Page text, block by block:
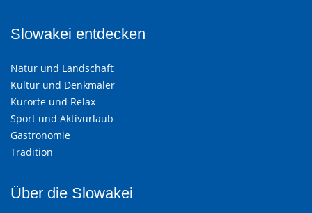
Slowakei entdecken
Natur und Landschaft
Kultur und Denkmäler
Kurorte und Relax
Sport und Aktivurlaub
Gastronomie
Tradition
Über die Slowakei